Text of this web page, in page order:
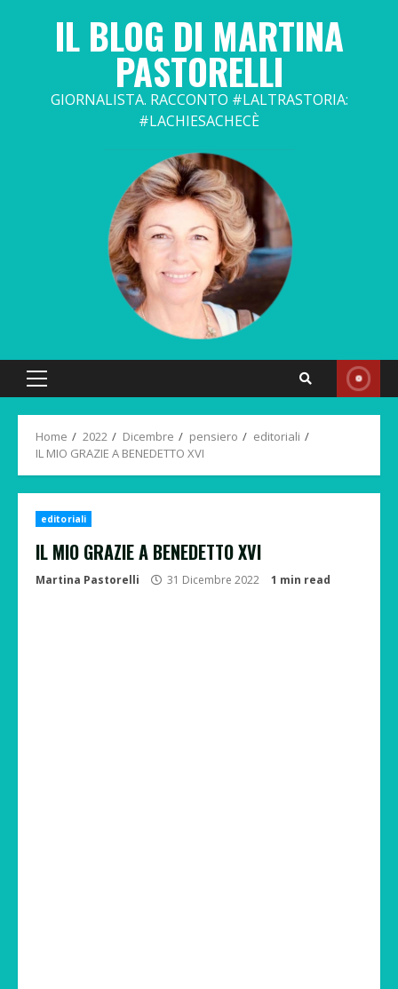
IL BLOG DI MARTINA
PASTORELLI
GIORNALISTA. RACCONTO #LALTRASTORIA:
#LACHIESACHECÈ
Primary
Home 2022 Dicembre pensiero
editoriali
IL MIO GRAZIE A BENEDETTO XVI
editoriali
IL MIO GRAZIE A BENEDETTO XVI
Martina Pastorelli 31 Dicembre 2022 1 min read